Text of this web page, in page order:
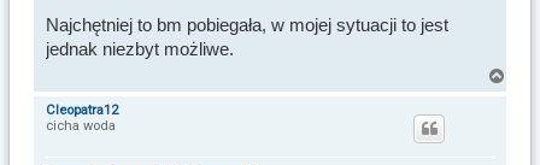
s
Najchętniej to bm pobiegała, w mojej sytuacji to jest
jednak niezbyt możliwe.
N
Cleopatra12
cicha woda